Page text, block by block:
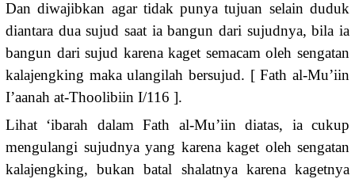
Dan diwajibkan agar tidak punya tujuan selain duduk
diantara dua sujud saat ia bangun dari sujudnya, bila ia
bangun dari sujud karena kaget semacam oleh sengatan
kalajengking maka ulangilah bersujud. [ Fath al-Mu’iin
I’aanah at-Thoolibiin I/116 ].
Lihat ‘ibarah dalam Fath al-Mu’iin diatas, ia cukup
mengulangi sujudnya yang karena kaget oleh sengatan
kalajengking, bukan batal shalatnya karena kagetnya